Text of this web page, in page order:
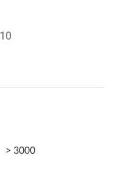
> 3000